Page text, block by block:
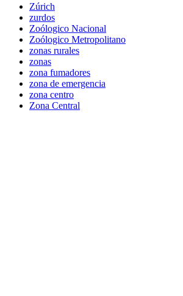
Zúrich
zurdos
Zoólogico Nacional
Zoólogico Metropolitano
zonas rurales
zonas
zona fumadores
zona de emergencia
zona centro
Zona Central